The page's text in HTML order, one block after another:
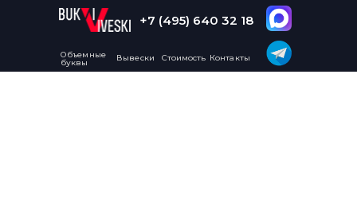
Объемные
буквы Вывески Стоимость Контакты
+7 (495) 640 32 18